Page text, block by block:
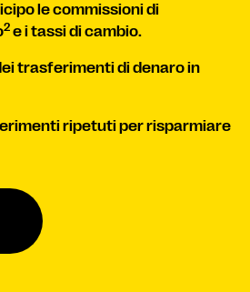
le commissioni di
2 e i tassi di cambio.
trasferimenti di denaro in
ripetuti per risparmiare